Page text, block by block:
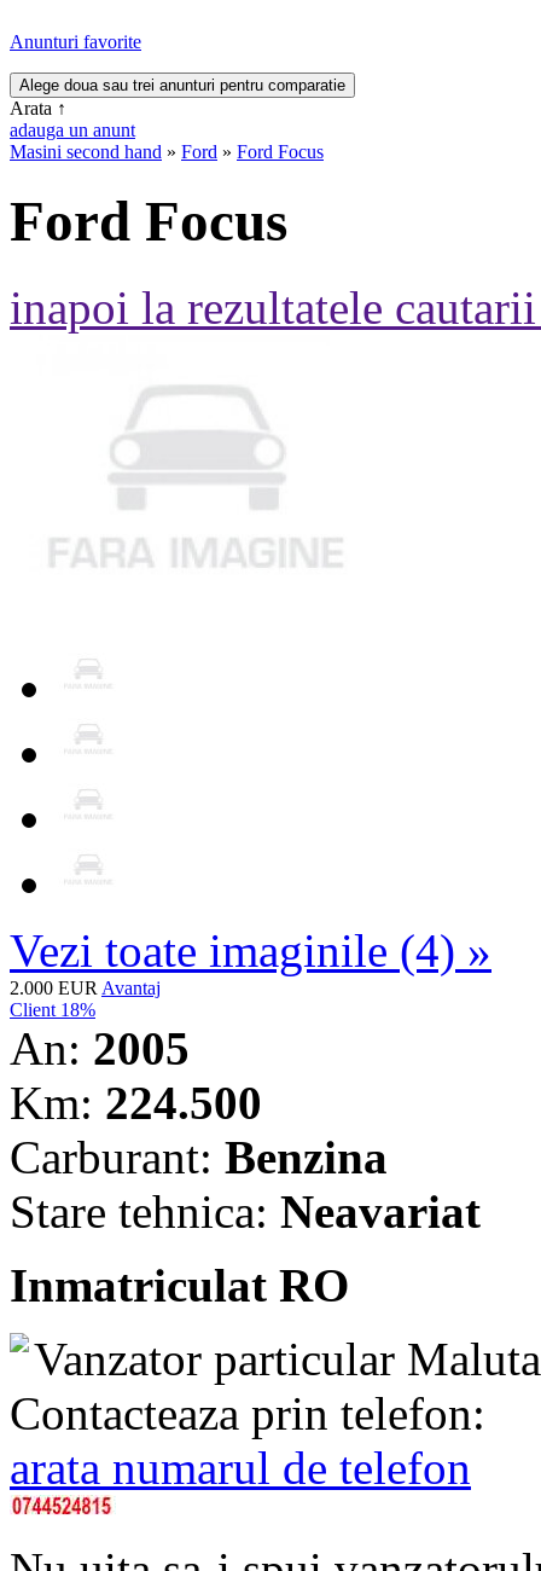
Anunturi favorite
Arata ↑
adauga un anunt
Masini second hand » Ford » Ford Focus
Ford Focus
inapoi la rezultatele
Vezi toate imaginile (4) »
2.000 EUR Avantaj
Client 18%
An: 2005
Km: 224.500
Carburant: Benzina
Stare tehnica: Neavariat
Inmatriculat RO
Vanzator particular
Contacteaza prin telefon:
arata numarul de telefon